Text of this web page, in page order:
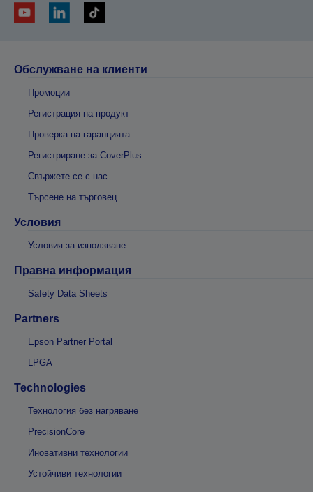
Обслужване на клиенти
Промоции
Регистрация на продукт
Проверка на гаранцията
Регистриране за CoverPlus
Свържете се с нас
Търсене на търговец
Условия
Условия за използване
Правна информация
Safety Data Sheets
Partners
Epson Partner Portal
LPGA
Technologies
Технология без нагряване
PrecisionCore
Иновативни технологии
Устойчиви технологии